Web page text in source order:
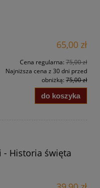
65,00 zł
Cena regularna: 75,00 zł
Najniższa cena z 30 dni przed
obniżką: 75,00 zł
do koszyka
- Historia święta